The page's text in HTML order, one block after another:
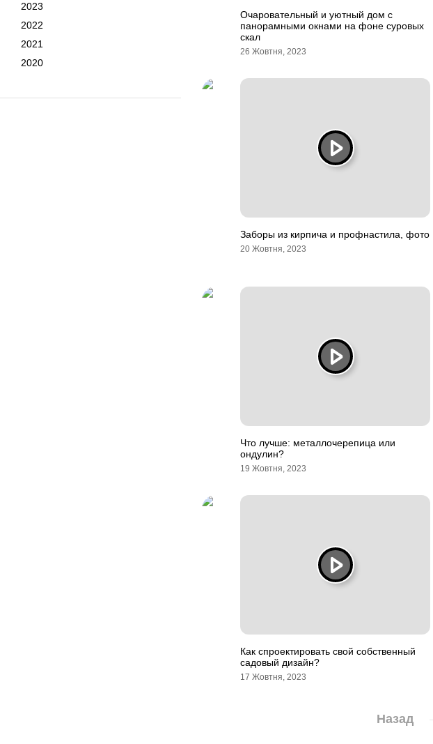
2023
2022
2021
2020
Очаровательный и уютный дом с
панорамными окнами на фоне суровых
скал
26 Жовтня, 2023
Заборы из кирпича и профнастила, фото
20 Жовтня, 2023
Что лучше: металлочерепица или
ондулин?
19 Жовтня, 2023
Как спроектировать свой собственный
садовый дизайн?
17 Жовтня, 2023
Назад